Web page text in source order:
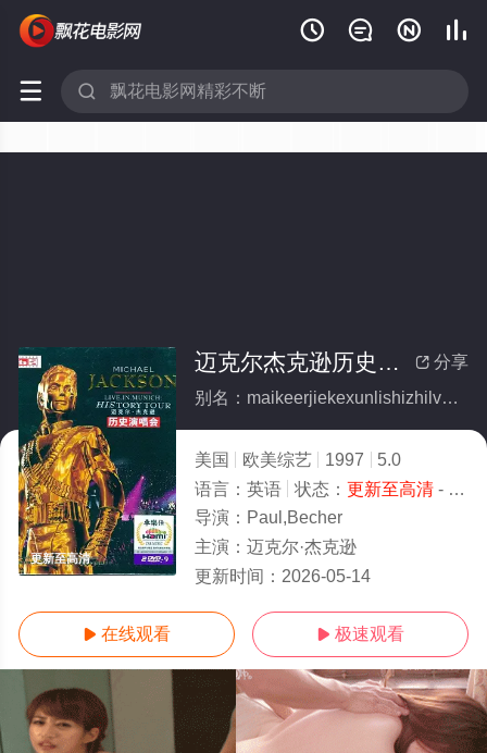
   
 
更新至高清
 分享
迈克尔杰克逊历史之旅演唱会
别名：maikeerjiekexunlishizhilvyanchanghui
美国 欧美综艺 1997
5.0
语言： 英语 状态： 更新至高清- 免费在线观看
导演： Paul,Becher
主演： 迈克尔·杰克逊
更新时间： 2026-05-14
 在线观看  极速观看